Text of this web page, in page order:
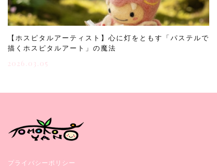
【ホスピタルアーティスト】心に灯をともす「パステルで
描くホスピタルアート」の魔法
2026.03.05
プライバシーポリシー